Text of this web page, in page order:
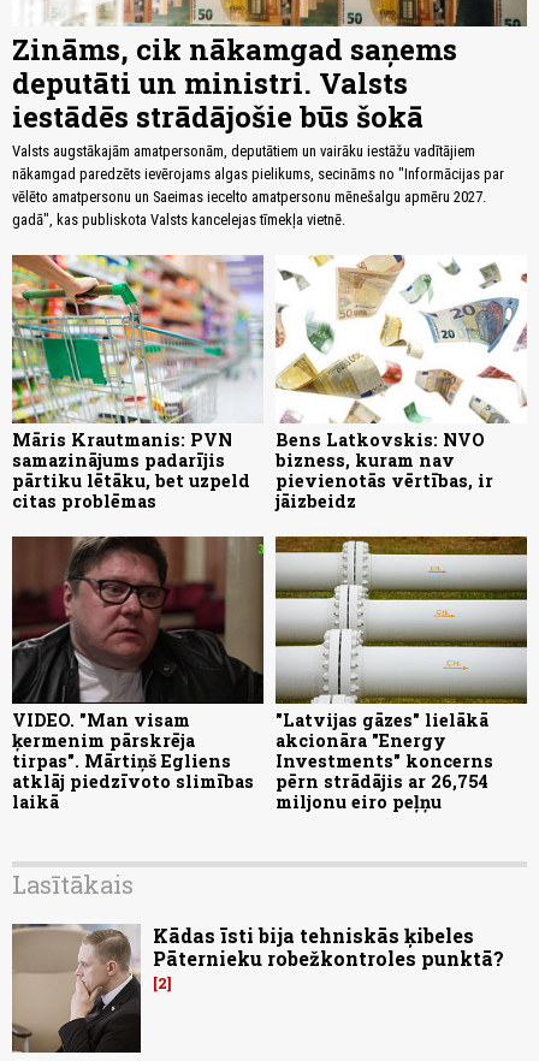
Zināms, cik nākamgad saņems
deputāti un ministri. Valsts
iestādēs strādājošie būs šokā
Valsts augstākajām amatpersonām, deputātiem un vairāku iestāžu vadītājiem
nākamgad paredzēts ievērojams algas pielikums, secināms no "Informācijas par
vēlēto amatpersonu un Saeimas iecelto amatpersonu mēnešalgu apmēru 2027.
gadā", kas publiskota Valsts kancelejas tīmekļa vietnē.
Māris Krautmanis: PVN
samazinājums padarījis
pārtiku lētāku, bet uzpeld
citas problēmas
Bens Latkovskis: NVO
bizness, kuram nav
pievienotās vērtības, ir
jāizbeidz
VIDEO. "Man visam
ķermenim pārskrēja
tirpas". Mārtiņš Egliens
atklāj piedzīvoto slimības
laikā
"Latvijas gāzes" lielākā
akcionāra "Energy
Investments" koncerns
pērn strādājis ar 26,754
miljonu eiro peļņu
Lasītākais
Kādas īsti bija tehniskās ķibeles
Pāternieku robežkontroles punktā?
2